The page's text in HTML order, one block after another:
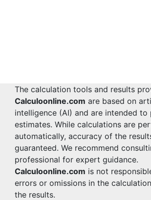
The calculation tools and results
Calculoonline.com are based on
intelligence (AI) and are intended to
estimates. While calculations are
automatically, accuracy of the
guaranteed. We recommend
professional for expert guidance.
Calculoonline.com is not
errors or omissions in the
the results.